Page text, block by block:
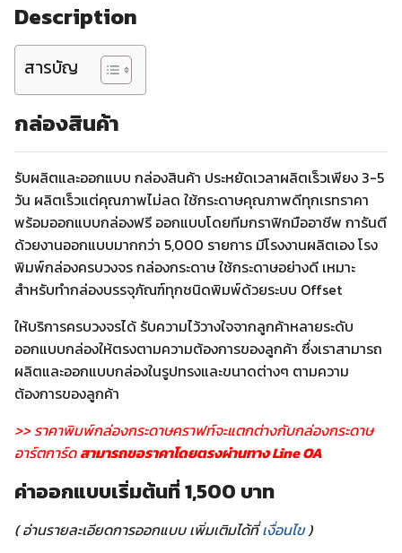
Description
สารบัญ
กล่องสินค้า
รับผลิตและออกแบบ กล่องสินค้า ประหยัดเวลาผลิตเร็วเพียง 3-5
วัน ผลิตเร็วแต่คุณภาพไม่ลด ใช้กระดาษคุณภาพดีทุกเรทราคา
พร้อมออกแบบกล่องฟรี ออกแบบโดยทีมกราฟิกมืออาชีพ การันตี
ด้วยงานออกแบบมากกว่า 5,000 รายการ มีโรงงานผลิตเอง โรง
พิมพ์กล่องครบวงจร กล่องกระดาษ ใช้กระดาษอย่างดี เหมาะ
สำหรับทำกล่องบรรจุภัณฑ์ทุกชนิดพิมพ์ด้วยระบบ Offset
ให้บริการครบวงจรได้ รับความไว้วางใจจากลูกค้าหลายระดับ
ออกแบบกล่องให้ตรงตามความต้องการของลูกค้า ซึ่งเราสามารถ
ผลิตและออกแบบกล่องในรูปทรงและขนาดต่างๆ ตามความ
ต้องการของลูกค้า
>> ราคาพิมพ์กล่องกระดาษคราฟท์จะแตกต่างกับกล่องกระดาษ
อาร์ตการ์ดสามารถขอราคาโดยตรงผ่านทาง Line OA
ค่าออกแบบเริ่มต้นที่ 1,500 บาท
( อ่านรายละเอียดการออกแบบ เพิ่มเติมได้ที่เงื่อนไข)